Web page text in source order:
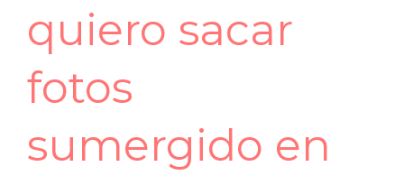
quiero sacar
fotos
sumergido en